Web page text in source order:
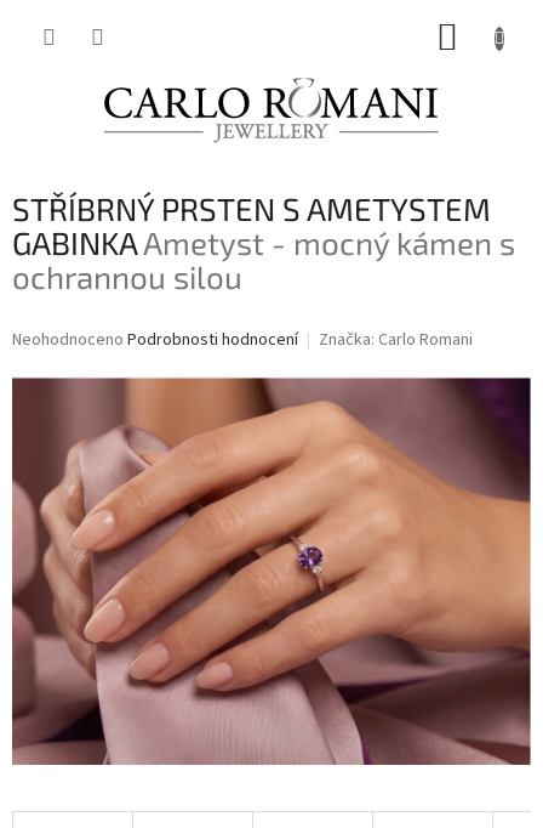
o
s
t
r
n
n
n
e
STŘÍBRNÝ PRSTEN S AMETYSTEM
GABINKAAmetyst - mocný kámen s
ochrannou silou
Průměrné
produktu
5
hvězdiček.
Neohodnoceno Podrobnosti hodnocení Značka: Carlo Romani